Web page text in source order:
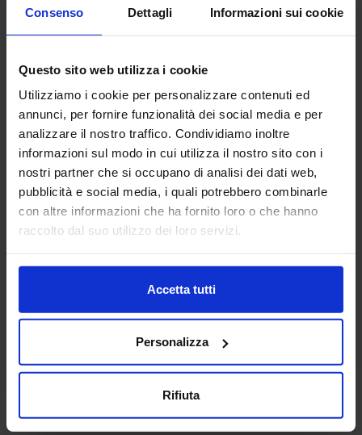
Consenso Dettagli Informazioni sui cookie
Questo sito web utilizza i cookie
Utilizziamo i cookie per personalizzare contenuti ed
annunci, per fornire funzionalità dei social media e per
analizzare il nostro traffico. Condividiamo inoltre
informazioni sul modo in cui utilizza il nostro sito con i
nostri partner che si occupano di analisi dei dati web,
pubblicità e social media, i quali potrebbero combinarle
con altre informazioni che ha fornito loro o che hanno
raccolto dal suo utilizzo dei loro servizi.
Accetta tutti
Personalizza
Rifiuta
Linea oro
Tenda Confezionata Floral
34,90€ Da 24,00 €
Colori disponibili
TortoraAvorio